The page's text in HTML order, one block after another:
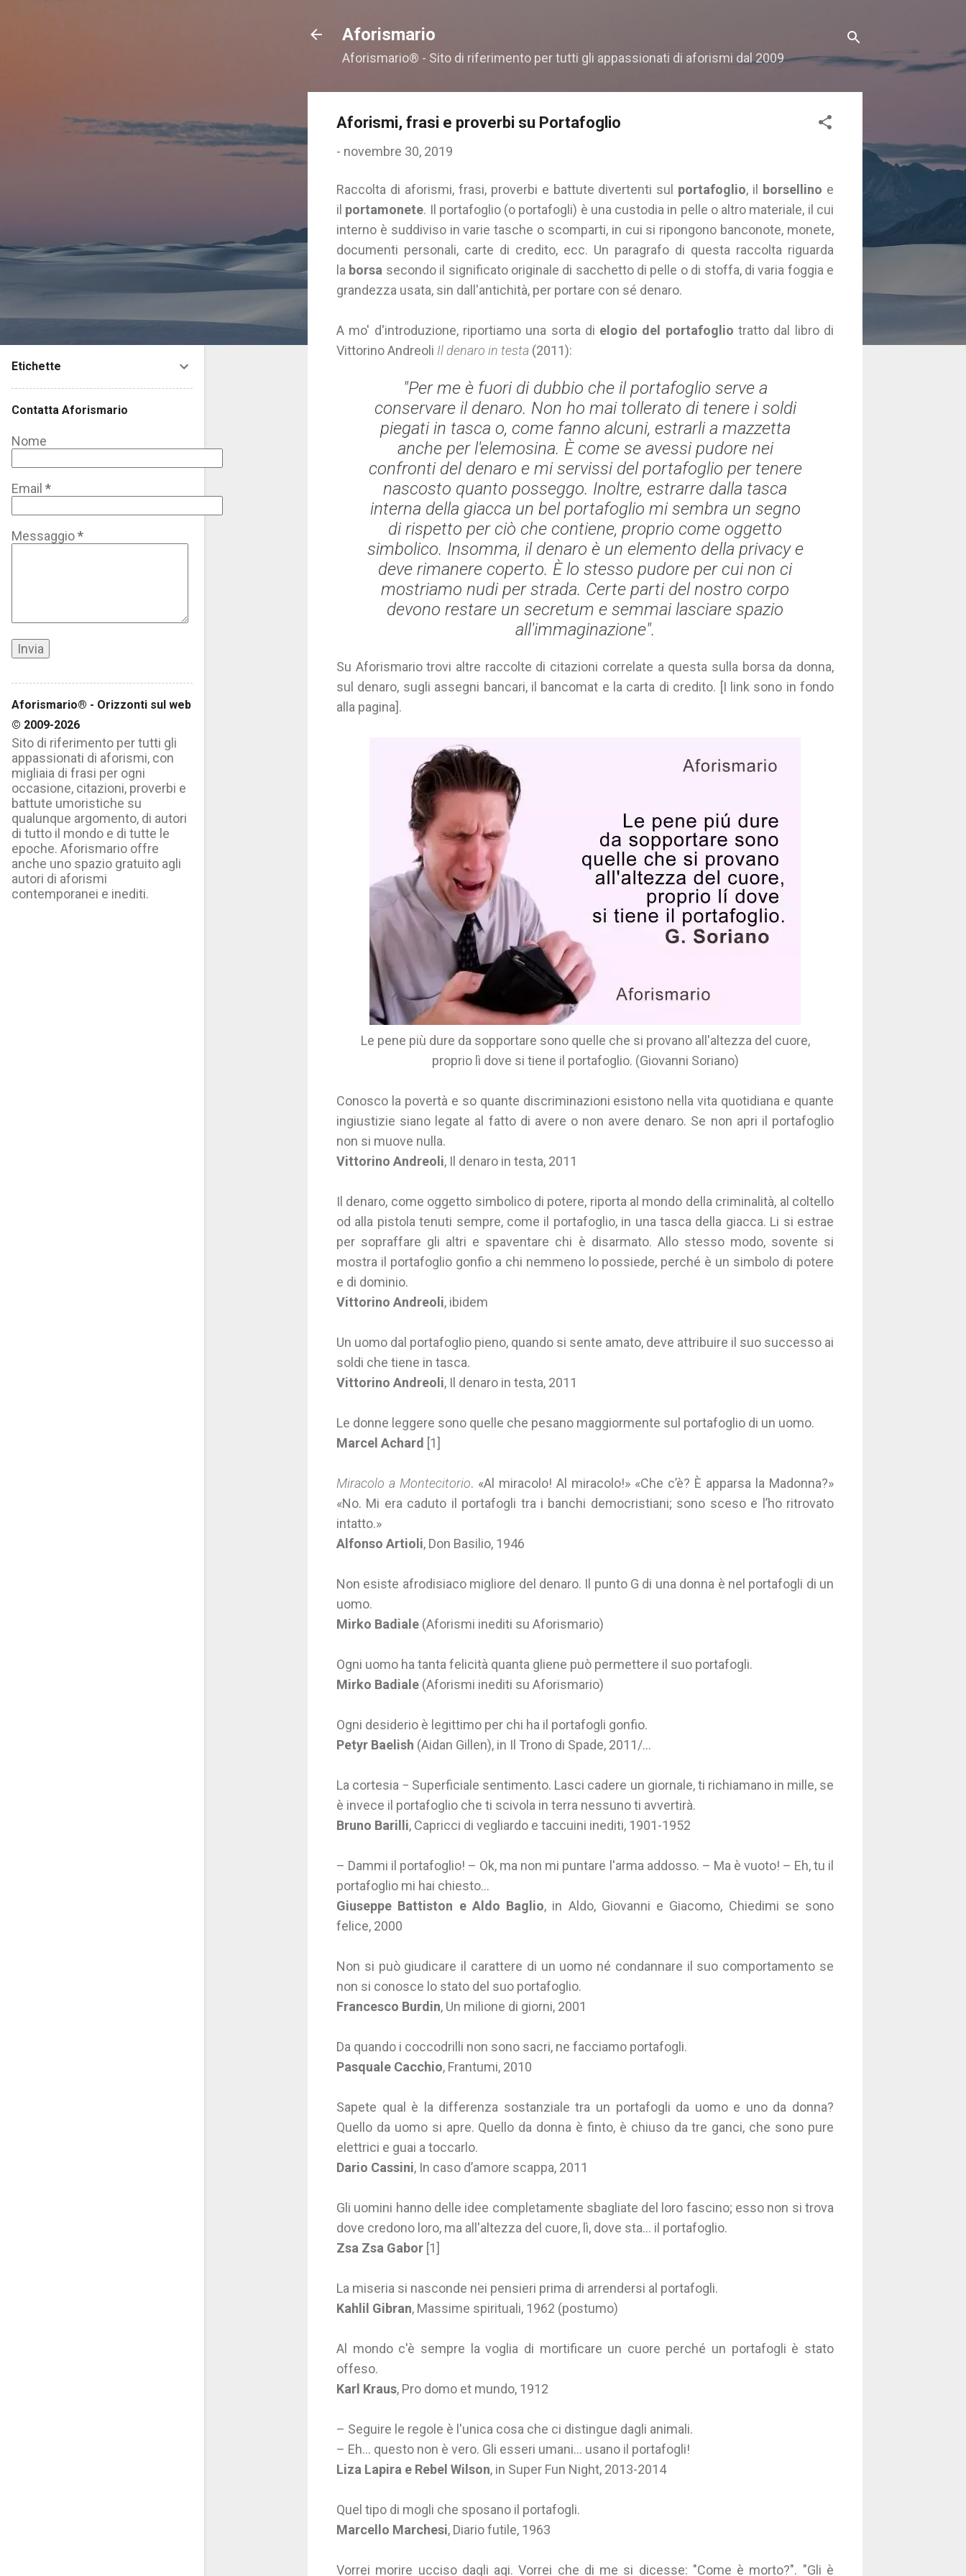
Aforismario
Aforismario® - Sito di riferimento per tutti gli appassionati di aforismi dal 2009
Aforismi, frasi e proverbi su Portafoglio
- novembre 30, 2019
Raccolta di aforismi, frasi, proverbi e battute divertenti sul portafoglio, il borsellino e
il portamonete. Il portafoglio (o portafogli) è una custodia in pelle o altro materiale, il cui
interno è suddiviso in varie tasche o scomparti, in cui si ripongono banconote, monete,
documenti personali, carte di credito, ecc. Un paragrafo di questa raccolta riguarda
la borsa secondo il significato originale di sacchetto di pelle o di stoffa, di varia foggia e
grandezza usata, sin dall'antichità, per portare con sé denaro.
A mo' d'introduzione, riportiamo una sorta di elogio del portafoglio tratto dal libro di
Vittorino Andreoli Il denaro in testa (2011):
"Per me è fuori di dubbio che il portafoglio serve a
conservare il denaro. Non ho mai tollerato di tenere i soldi
piegati in tasca o, come fanno alcuni, estrarli a mazzetta
anche per l'elemosina. È come se avessi pudore nei
confronti del denaro e mi servissi del portafoglio per tenere
nascosto quanto posseggo. Inoltre, estrarre dalla tasca
interna della giacca un bel portafoglio mi sembra un segno
di rispetto per ciò che contiene, proprio come oggetto
simbolico. Insomma, il denaro è un elemento della privacy e
deve rimanere coperto. È lo stesso pudore per cui non ci
mostriamo nudi per strada. Certe parti del nostro corpo
devono restare un secretum e semmai lasciare spazio
all'immaginazione".
Su Aforismario trovi altre raccolte di citazioni correlate a questa sulla borsa da donna,
sul denaro, sugli assegni bancari, il bancomat e la carta di credito. [I link sono in fondo
alla pagina].
Le pene più dure da sopportare sono quelle che si provano all'altezza del cuore,
proprio lì dove si tiene il portafoglio. (Giovanni Soriano)
Conosco la povertà e so quante discriminazioni esistono nella vita quotidiana e quante
ingiustizie siano legate al fatto di avere o non avere denaro. Se non apri il portafoglio
non si muove nulla.
Vittorino Andreoli, Il denaro in testa, 2011
Il denaro, come oggetto simbolico di potere, riporta al mondo della criminalità, al coltello
od alla pistola tenuti sempre, come il portafoglio, in una tasca della giacca. Li si estrae
per sopraffare gli altri e spaventare chi è disarmato. Allo stesso modo, sovente si
mostra il portafoglio gonfio a chi nemmeno lo possiede, perché è un simbolo di potere
e di dominio.
Vittorino Andreoli, ibidem
Un uomo dal portafoglio pieno, quando si sente amato, deve attribuire il suo successo ai
soldi che tiene in tasca.
Vittorino Andreoli, Il denaro in testa, 2011
Le donne leggere sono quelle che pesano maggiormente sul portafoglio di un uomo.
Marcel Achard [1]
Miracolo a Montecitorio. «Al miracolo! Al miracolo!» «Che c’è? È apparsa la Madonna?»
«No. Mi era caduto il portafogli tra i banchi democristiani; sono sceso e l’ho ritrovato
intatto.»
Alfonso Artioli, Don Basilio, 1946
Non esiste afrodisiaco migliore del denaro. Il punto G di una donna è nel portafogli di un
uomo.
Mirko Badiale (Aforismi inediti su Aforismario)
Ogni uomo ha tanta felicità quanta gliene può permettere il suo portafogli.
Mirko Badiale (Aforismi inediti su Aforismario)
Ogni desiderio è legittimo per chi ha il portafogli gonfio.
Petyr Baelish (Aidan Gillen), in Il Trono di Spade, 2011/...
La cortesia − Superficiale sentimento. Lasci cadere un giornale, ti richiamano in mille, se
è invece il portafoglio che ti scivola in terra nessuno ti avvertirà.
Bruno Barilli, Capricci di vegliardo e taccuini inediti, 1901-1952
– Dammi il portafoglio! – Ok, ma non mi puntare l'arma addosso. – Ma è vuoto! – Eh, tu il
portafoglio mi hai chiesto...
Giuseppe Battiston e Aldo Baglio, in Aldo, Giovanni e Giacomo, Chiedimi se sono
felice, 2000
Non si può giudicare il carattere di un uomo né condannare il suo comportamento se
non si conosce lo stato del suo portafoglio.
Francesco Burdin, Un milione di giorni, 2001
Da quando i coccodrilli non sono sacri, ne facciamo portafogli.
Pasquale Cacchio, Frantumi, 2010
Sapete qual è la differenza sostanziale tra un portafogli da uomo e uno da donna?
Quello da uomo si apre. Quello da donna è finto, è chiuso da tre ganci, che sono pure
elettrici e guai a toccarlo.
Dario Cassini, In caso d’amore scappa, 2011
Gli uomini hanno delle idee completamente sbagliate del loro fascino; esso non si trova
dove credono loro, ma all'altezza del cuore, lì, dove sta... il portafoglio.
Zsa Zsa Gabor [1]
La miseria si nasconde nei pensieri prima di arrendersi al portafogli.
Kahlil Gibran, Massime spirituali, 1962 (postumo)
Al mondo c'è sempre la voglia di mortificare un cuore perché un portafogli è stato
offeso.
Karl Kraus, Pro domo et mundo, 1912
– Seguire le regole è l'unica cosa che ci distingue dagli animali.
– Eh... questo non è vero. Gli esseri umani... usano il portafogli!
Liza Lapira e Rebel Wilson, in Super Fun Night, 2013-2014
Quel tipo di mogli che sposano il portafogli.
Marcello Marchesi, Diario futile, 1963
Vorrei morire ucciso dagli agi. Vorrei che di me si dicesse: "Come è morto?". "Gli è
Etichette
Contatta Aforismario
Nome
Email *
Messaggio*
Aforismario® - Orizzonti sul web
© 2009-2026
Sito di riferimento per tutti gli
appassionati di aforismi, con
migliaia di frasi per ogni
occasione, citazioni, proverbi e
battute umoristiche su
qualunque argomento, di autori
di tutto il mondo e di tutte le
epoche. Aforismario offre
anche uno spazio gratuito agli
autori di aforismi
contemporanei e inediti.